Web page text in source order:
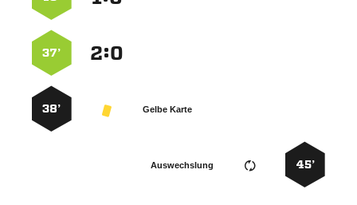
:
37’
Gelbe Karte
38’
45’
Auswechslung